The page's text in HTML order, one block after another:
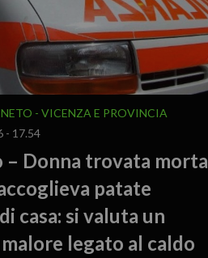
VICENZA E PROVINCIA
- 17.54
– Donna trovata morta
patate
casa: si valuta un
legato al caldo